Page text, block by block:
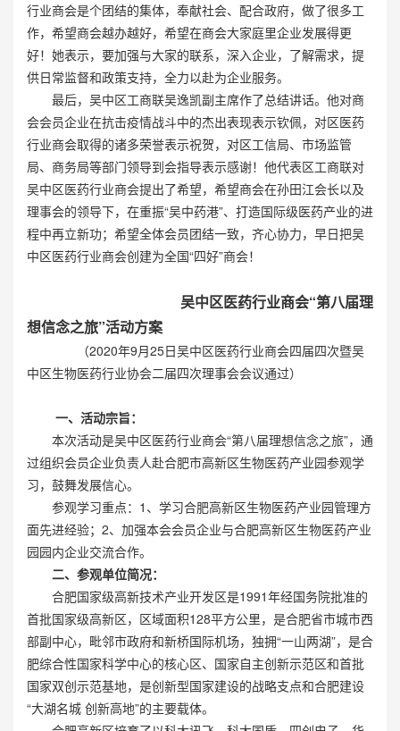
行业商会是个团结的集体，奉献社会、配合政府，做了很多工
作，希望商会越办越好，希望在商会大家庭里企业发展得更
好！她表示，要加强与大家的联系，深入企业，了解需求，提
供日常监督和政策支持，全力以赴为企业服务。
最后，吴中区工商联吴逸凯副主席作了总结讲话。他对商
会会员企业在抗击疫情战斗中的杰出表现表示钦佩，对区医药
行业商会取得的诸多荣誉表示祝贺，对区工信局、市场监管
局、商务局等部门领导到会指导表示感谢！他代表区工商联对
吴中区医药行业商会提出了希望，希望商会在孙田江会长以及
理事会的领导下，在重振“吴中药港”、打造国际级医药产业的进
程中再立新功；希望全体会员团结一致，齐心协力，早日把吴
中区医药行业商会创建为全国“四好”商会！
吴中区医药行业商会“第八届理
想信念之旅”活动方案
（2020年9月25日吴中区医药行业商会四届四次暨吴
中区生物医药行业协会二届四次理事会会议通过）
一、活动宗旨：
本次活动是吴中区医药行业商会“第八届理想信念之旅”，通
过组织会员企业负责人赴合肥市高新区生物医药产业园参观学
习，鼓舞发展信心。
参观学习重点：1、学习合肥高新区生物医药产业园管理方
面先进经验；2、加强本会会员企业与合肥高新区生物医药产业
园园内企业交流合作。
二、参观单位简况：
合肥国家级高新技术产业开发区是1991年经国务院批准的
首批国家级高新区，区域面积128平方公里，是合肥省市城市西
部副中心，毗邻市政府和新桥国际机场，独拥“一山两湖”，是合
肥综合性国家科学中心的核心区、国家自主创新示范区和首批
国家双创示范基地，是创新型国家建设的战略支点和合肥建设
“大湖名城 创新高地”的主要载体。